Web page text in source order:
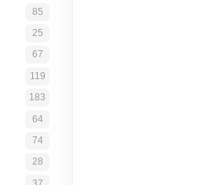
85
25
67
119
183
64
74
28